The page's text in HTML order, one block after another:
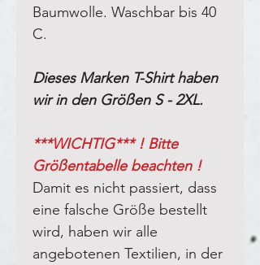
Baumwolle. Waschbar bis 40
C.
Dieses Marken T-Shirt haben
wir in den Größen S - 2XL.
***WICHTIG*** ! Bitte
Größentabelle beachten !
Damit es nicht passiert, dass
eine falsche Größe bestellt
wird, haben wir alle
angebotenen Textilien, in der